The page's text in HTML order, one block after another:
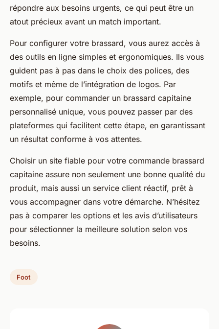
répondre aux besoins urgents, ce qui peut être un
atout précieux avant un match important.
Pour configurer votre brassard, vous aurez accès à
des outils en ligne simples et ergonomiques. Ils vous
guident pas à pas dans le choix des polices, des
motifs et même de l’intégration de logos. Par
exemple, pour commander un brassard capitaine
personnalisé unique, vous pouvez passer par des
plateformes qui facilitent cette étape, en garantissant
un résultat conforme à vos attentes.
Choisir un site fiable pour votre commande brassard
capitaine assure non seulement une bonne qualité du
produit, mais aussi un service client réactif, prêt à
vous accompagner dans votre démarche. N’hésitez
pas à comparer les options et les avis d’utilisateurs
pour sélectionner la meilleure solution selon vos
besoins.
Foot